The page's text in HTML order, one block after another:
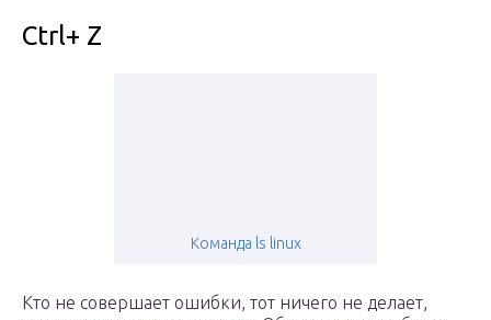
Ctrl+ Z
Команда ls linux
Кто не совершает ошибки, тот ничего не делает,